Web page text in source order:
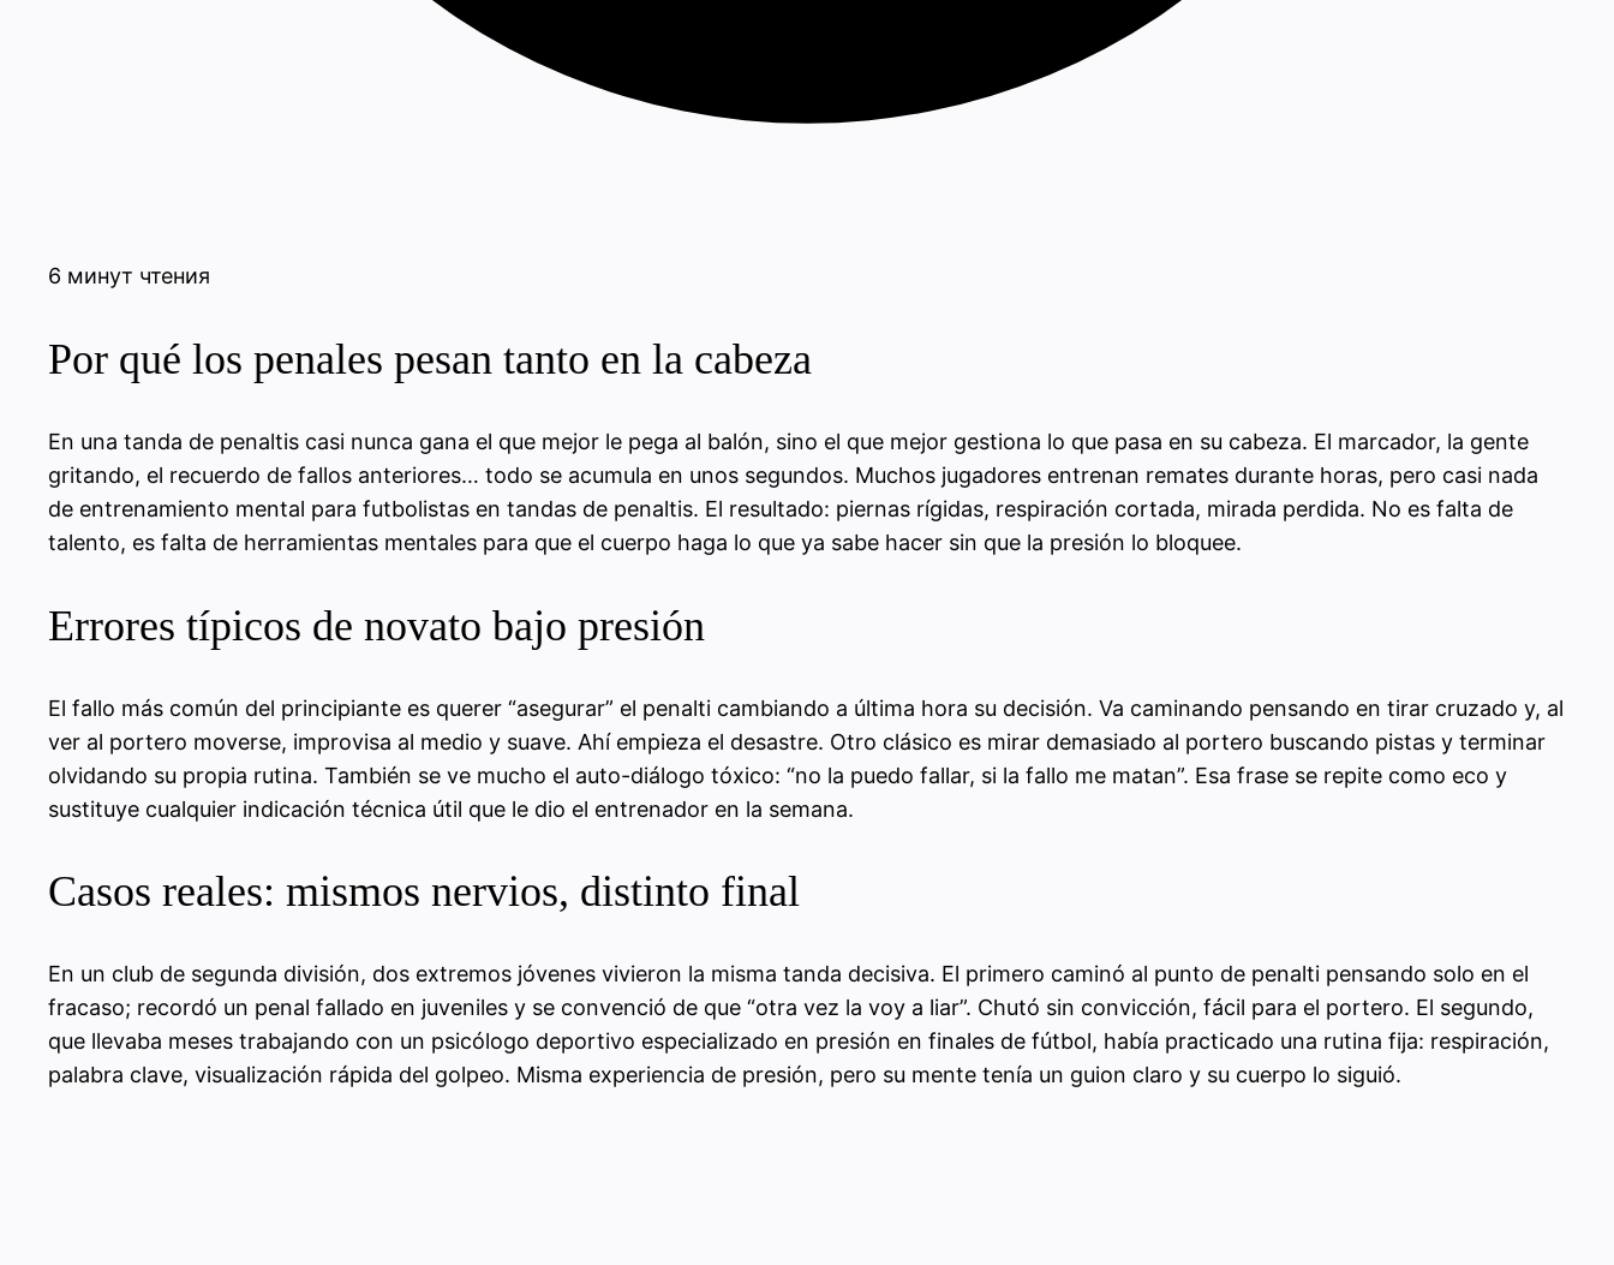
6 минут чтения
Por qué los penales pesan tanto en la cabeza
En una tanda de penaltis casi nunca gana el que mejor le pega al balón, sino el que mejor gestiona lo que pasa en su cabeza. El marcador, la gente
gritando, el recuerdo de fallos anteriores… todo se acumula en unos segundos. Muchos jugadores entrenan remates durante horas, pero casi nada
de entrenamiento mental para futbolistas en tandas de penaltis. El resultado: piernas rígidas, respiración cortada, mirada perdida. No es falta de
talento, es falta de herramientas mentales para que el cuerpo haga lo que ya sabe hacer sin que la presión lo bloquee.
Errores típicos de novato bajo presión
El fallo más común del principiante es querer “asegurar” el penalti cambiando a última hora su decisión. Va caminando pensando en tirar cruzado y, al
ver al portero moverse, improvisa al medio y suave. Ahí empieza el desastre. Otro clásico es mirar demasiado al portero buscando pistas y terminar
olvidando su propia rutina. También se ve mucho el auto-diálogo tóxico: “no la puedo fallar, si la fallo me matan”. Esa frase se repite como eco y
sustituye cualquier indicación técnica útil que le dio el entrenador en la semana.
Casos reales: mismos nervios, distinto final
En un club de segunda división, dos extremos jóvenes vivieron la misma tanda decisiva. El primero caminó al punto de penalti pensando solo en el
fracaso; recordó un penal fallado en juveniles y se convenció de que “otra vez la voy a liar”. Chutó sin convicción, fácil para el portero. El segundo,
que llevaba meses trabajando con un psicólogo deportivo especializado en presión en finales de fútbol, había practicado una rutina fija: respiración,
palabra clave, visualización rápida del golpeo. Misma experiencia de presión, pero su mente tenía un guion claro y su cuerpo lo siguió.